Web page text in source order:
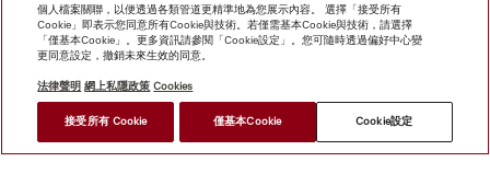
個人檔案關聯，以便透過各類管道更精準地為您展示內容。 選擇「接受所有
Cookie」即表示您同意所有Cookie與技術。若僅需基本Cookie與技術，請選擇
「僅基本Cookie」。更多資訊請參閱「Cookie設定」。您可隨時透過偏好中心變
更同意設定，撤銷未來生效的同意。
法律聲明 網上私隱政策 Cookies
接受所有 Cookie 僅基本Cookie Cookie設定